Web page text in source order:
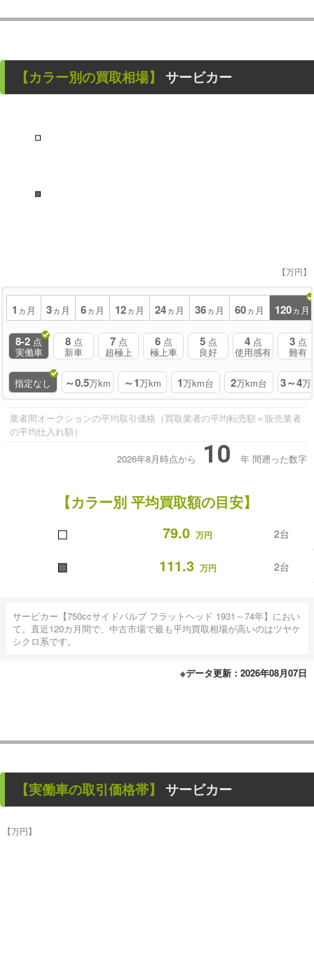
【カラー別の買取相場】 サービカー
■
■
【万円】
1 ヵ月 3ヵ月 6ヵ月 12ヵ月 24ヵ月 36ヵ月 60ヵ月 120ヵ月
8-2 点
実働車
8 点
新車
7 点
超極上
6 点
極上車
5 点
良好
4 点
使用感有
3 点
難有
指定なし ～0.5万km ～1万km 1万km台 2万km台 3～4万
業者間オークションの平均取引価格（買取業者の平均転売額＝販売業者
の平均仕入れ額）
2026年8月時点から 10 年 間遡った数字
【カラー別 平均買取額の目安】
■ 79.0 万円 2台
■ 111.3 万円 2台
サービカー【750ccサイドバルブ フラットヘッド 1931～74年】におい
て。直近120カ月間で、中古市場で最も平均買取相場が高いのはツヤケ
シクロ系です。
※データ更新：2026年08月07日
【実働車の取引価格帯】 サービカー
【万円】